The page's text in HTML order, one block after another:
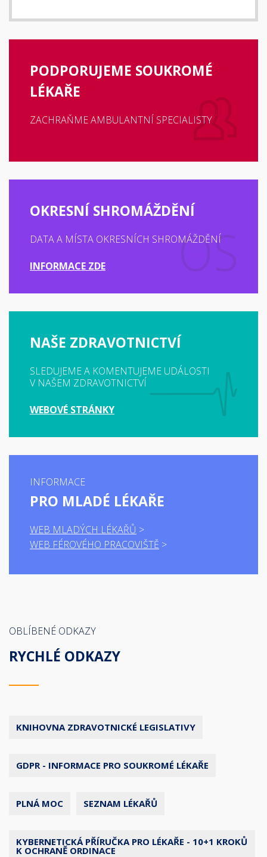
PODPORUJEME SOUKROMÉ
LÉKAŘE
ZACHRAŇME AMBULANTNÍ SPECIALISTY
OKRESNÍ SHROMÁŽDĚNÍ
DATA A MÍSTA OKRESNÍCH SHROMÁŽDĚNÍ
INFORMACE ZDE
NAŠE ZDRAVOTNICTVÍ
SLEDUJEME A KOMENTUJEME UDÁLOSTI
V NAŠEM ZDRAVOTNICTVÍ
WEBOVÉ STRÁNKY
INFORMACE
PRO MLADÉ LÉKAŘE
WEB MLADÝCH LÉKAŘŮ
WEB FÉROVÉHO PRACOVIŠTĚ
OBLÍBENÉ ODKAZY
RYCHLÉ ODKAZY
KNIHOVNA ZDRAVOTNICKÉ LEGISLATIVY
GDPR - INFORMACE PRO SOUKROMÉ LÉKAŘE
PLNÁ MOC SEZNAM LÉKAŘŮ
KYBERNETICKÁ PŘÍRUČKA PRO LÉKAŘE - 10+1 KROKŮ
K OCHRANĚ ORDINACE